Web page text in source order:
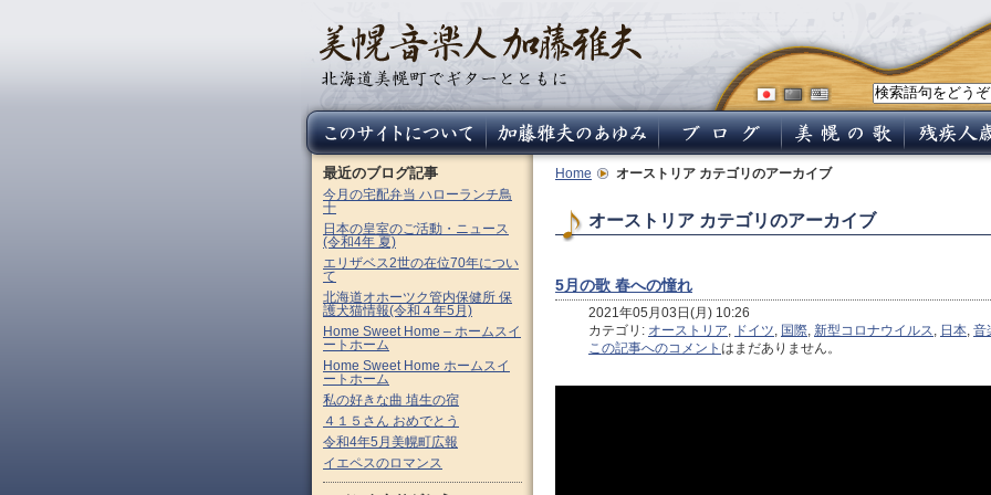
Home オーストリア カテゴリのアーカイブ
オーストリア カテゴリのアーカイブ
5月の歌 春への憧れ
2021年05月03日(月) 10:26
カテゴリ: オーストリア, ドイツ, 国際, 新型コロナウイルス, 日本, 音
この記事へのコメント はまだありません。
最近のブログ記事
今月の宅配弁当 ハローランチ鳥
十
日本の皇室のご活動・ニュース
(令和4年 夏)
エリザベス2世の在位70年につい
て
北海道オホーツク管内保健所 保
護犬猫情報(令和４年5月)
Home Sweet Home – ホームスイ
ートホーム
Home Sweet Home ホームスイ
ートホーム
私の好きな曲 埴生の宿
４１５さん おめでとう
令和4年5月美幌町広報
イエペスのロマンス